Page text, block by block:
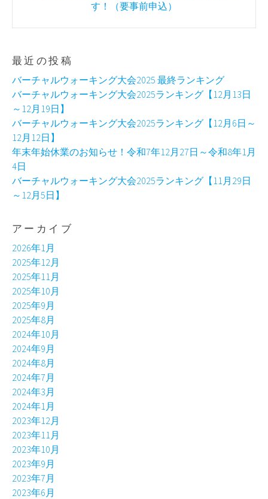
す！（要事前申込）
最近の投稿
バーチャルウォーキング大会2025 最終ランキング
バーチャルウォーキング大会2025ランキング【12月13日
～12月19日】
バーチャルウォーキング大会2025ランキング【12月6日～
12月12日】
年末年始休業のお知らせ！令和7年12月27日～令和8年1月
4日
バーチャルウォーキング大会2025ランキング【11月29日
～12月5日】
アーカイブ
2026年1月
2025年12月
2025年11月
2025年10月
2025年9月
2025年8月
2024年10月
2024年9月
2024年8月
2024年7月
2024年3月
2024年1月
2023年12月
2023年11月
2023年10月
2023年9月
2023年7月
2023年6月